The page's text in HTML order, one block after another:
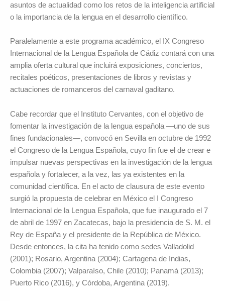
asuntos de actualidad como los retos de la inteligencia artificial
o la importancia de la lengua en el desarrollo científico.
Paralelamente a este programa académico, el IX Congreso
Internacional de la Lengua Española de Cádiz contará con una
amplia oferta cultural que incluirá exposiciones, conciertos,
recitales poéticos, presentaciones de libros y revistas y
actuaciones de romanceros del carnaval gaditano.
Cabe recordar que el Instituto Cervantes, con el objetivo de
fomentar la investigación de la lengua española —uno de sus
fines fundacionales—, convocó en Sevilla en octubre de 1992
el Congreso de la Lengua Española, cuyo fin fue el de crear e
impulsar nuevas perspectivas en la investigación de la lengua
española y fortalecer, a la vez, las ya existentes en la
comunidad científica. En el acto de clausura de este evento
surgió la propuesta de celebrar en México el I Congreso
Internacional de la Lengua Española, que fue inaugurado el 7
de abril de 1997 en Zacatecas, bajo la presidencia de S. M. el
Rey de España y el presidente de la República de México.
Desde entonces, la cita ha tenido como sedes Valladolid
(2001); Rosario, Argentina (2004); Cartagena de Indias,
Colombia (2007); Valparaíso, Chile (2010); Panamá (2013);
Puerto Rico (2016), y Córdoba, Argentina (2019).